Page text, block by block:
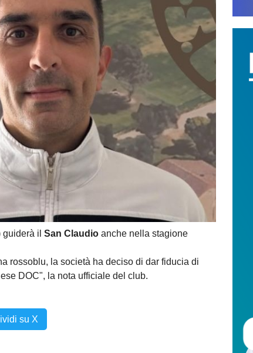
guiderà il San Claudio anche nella stagione
rossoblu, la società ha deciso di dar fiducia di
DOC", la nota ufficiale del club.
su X